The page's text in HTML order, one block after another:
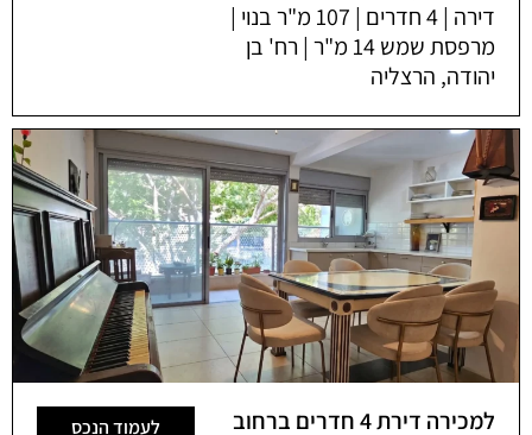
דירה | 4 חדרים | 107 מ"ר בנוי |
מרפסת שמש 14 מ"ר | רח' בן
יהודה, הרצליה
למכירה דירת 4 חדרים ברחוב
לעמוד הנכס